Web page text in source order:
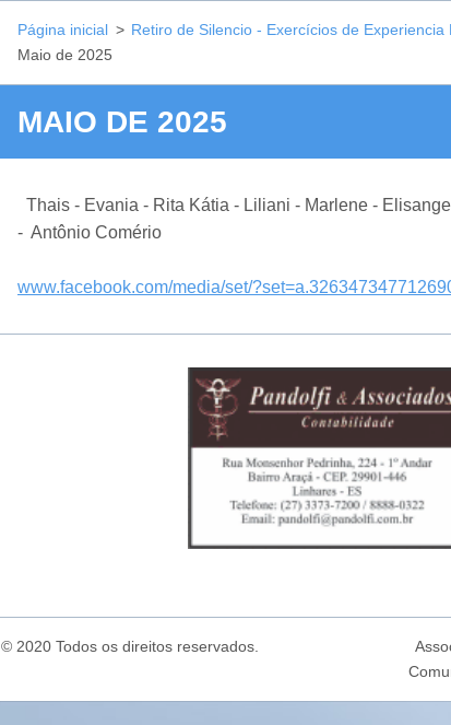
Página inicial > Retiro de Silencio - Exercícios de Experiencia
Maio de 2025
MAIO DE 2025
Thais - Evania - Rita Kátia - Liliani - Marlene -
- Antônio Comério
www.facebook.com/media/set/
© 2020 Todos os direitos reservados.